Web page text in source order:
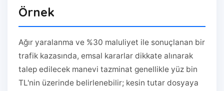
Örnek
Ağır yaralanma ve %30 maluliyet ile sonuçlanan bir
trafik kazasında, emsal kararlar dikkate alınarak
talep edilecek manevi tazminat genellikle yüz bin
TL'nin üzerinde belirlenebilir; kesin tutar dosyaya